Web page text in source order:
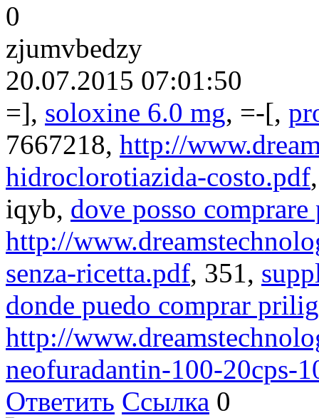
0
zjumvbedzy
20.07.2015 07:01:50
=], soloxine 6.0 mg, =-[,
7667218, http://
hidroclorotiazida-costo.pdf
iqyb, dove posso
http://
senza-ricetta.pdf, 351,
donde puedo comprar
http://
neofuradantin-100-20cps-
Ответить Ссылка 0